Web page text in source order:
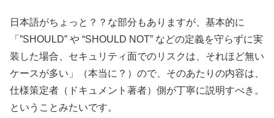
日本語がちょっと？？な部分もありますが、基本的に
「”SHOULD” や “SHOULD NOT” などの定義を守らずに実
装した場合、セキュリティ面でのリスクは、それほど無い
ケースが多い」（本当に？）ので、そのあたりの内容は、
仕様策定者（ドキュメント著者）側が丁寧に説明すべき。
ということみたいです。